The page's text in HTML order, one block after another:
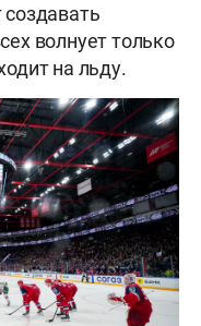
волнует только
на льду.